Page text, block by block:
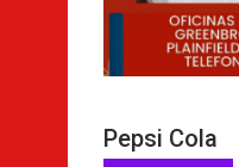
Pepsi Cola